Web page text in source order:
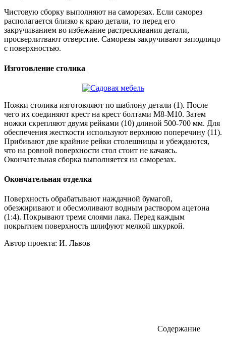
Чистовую сборку выполняют на саморезах. Если саморез
располагается близко к краю детали, то перед его
закручиванием во избежание растрескивания детали,
просверлитвают отверстие. Саморезы закручивают заподлицо
с поверхностью.
Изготовление столика
Ножки столика изготовляют по шаблону детали (1). После
чего их соединяют крест на крест болтами М8-М10. Затем
ножки скрепляют двумя рейками (10) длиной 500-700 мм. Для
обеспечения жесткости используют верхнюю поперечину (11).
Прибивают две крайние рейки столешницы и убеждаются,
что на ровной поверхности стол стоит не качаясь.
Окончательная сборка выполняется на саморезах.
Окончательная отделка
Поверхность обрабатывают наждачной бумагой,
обезжиривают и обесмоливают водным раствором ацетона
(1:4). Покрывают тремя слоями лака. Перед каждым
покрытием поверхность шлифуют мелкой шкуркой.
Автор проекта: И. Львов
Содержание